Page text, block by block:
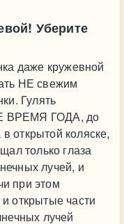
Уберите
даже кружевной
НЕ свежим
Гулять
ВРЕМЯ ГОДА, до
открытой коляске,
только глаза
лучей, и
при этом
открытые части
лучей